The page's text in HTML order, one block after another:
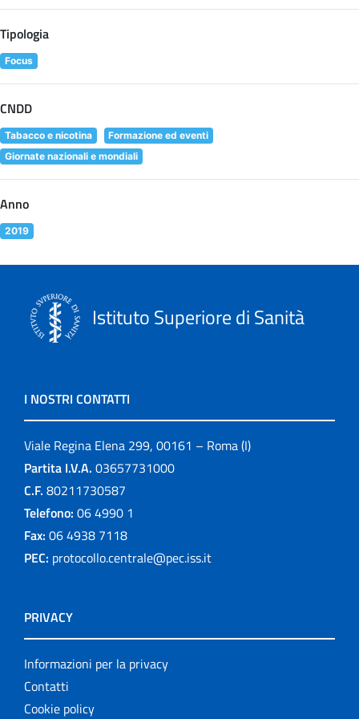
Tipologia
Focus
CNDD
Tabacco e nicotina
Formazione ed eventi
Giornate nazionali e mondiali
Anno
2019
Istituto Superiore di Sanità
I NOSTRI CONTATTI
Viale Regina Elena 299, 00161 – Roma (I)
Partita I.V.A. 03657731000
C.F. 80211730587
Telefono: 06 4990 1
Fax: 06 4938 7118
PEC: protocollo.centrale@pec.iss.it
PRIVACY
Informazioni per la privacy
Contatti
Cookie policy